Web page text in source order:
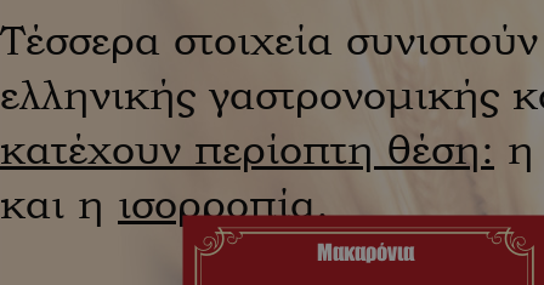
Τέσσερα στοιχεία
ελληνικής γαστρονομικής
κατέχουν περίοπτη θέση:
και η ισορροπία.
Μακαρόνια